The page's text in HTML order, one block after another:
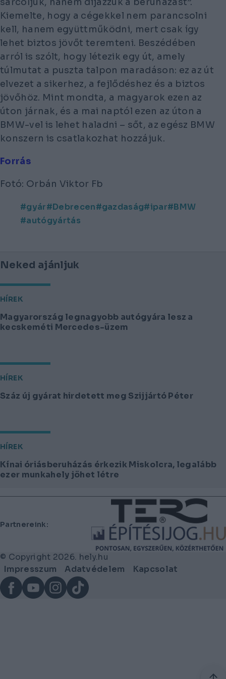
Kiemelte, hogy a cégekkel nem parancsolni
kell, hanem együttműködni, mert csak így
lehet biztos jövőt teremteni. Beszédében
arról is szólt, hogy létezik egy út, amely
túlmutat a puszta talpon maradáson: ez az út
elvezet a sikerhez, a fejlődéshez és a biztos
jövőhöz. Mint mondta, a magyarok ezen az
úton járnak, és a mai naptól ezen az úton a
BMW-vel is lehet haladni – sőt, az egész BMW
konszern is csatlakozhat hozzájuk.
Forrás
Fotó: Orbán Viktor Fb
gyár Debrecen gazdaság ipar
BMW
autógyártás
Neked ajánljuk
HÍREK
Magyarország legnagyobb autógyára lesz a
kecskeméti Mercedes-üzem
HÍREK
Száz új gyárat hirdetett meg Szijjártó Péter
HÍREK
Kínai óriásberuházás érkezik Miskolcra, legalább
ezer munkahely jöhet létre
Lábléc
Partnereink:
© Copyright 2026. hely.hu
Lábléc
menü
Impresszum Adatvédelem
Kapcsolat
FacebookYouTubeInstagram